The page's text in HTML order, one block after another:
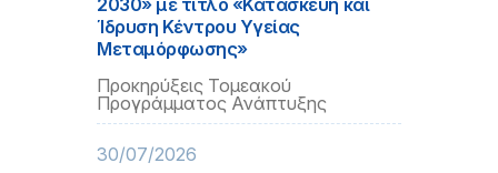
2030» με τίτλο «Κατασκευή και
Ίδρυση Κέντρου Υγείας
Μεταμόρφωσης»
Προκηρύξεις Τομεακού
Προγράμματος Ανάπτυξης
30/07/2026